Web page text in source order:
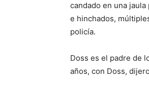
candado en una
e hinchados,
policía.
Doss es el padre de
años, con Doss,